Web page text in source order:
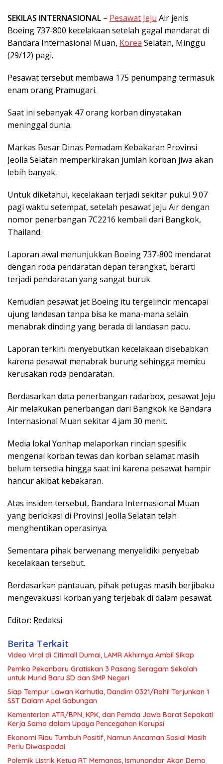
SEKILAS INTERNASIONAL – Pesawat Jeju Air jenis
Boeing 737-800 kecelakaan setelah gagal mendarat di
Bandara Internasional Muan, Korea Selatan, Minggu
(29/12) pagi.
Pesawat tersebut membawa 175 penumpang termasuk
enam orang Pramugari.
Saat ini sebanyak 47 orang korban dinyatakan
meninggal dunia.
Markas Besar Dinas Pemadam Kebakaran Provinsi
Jeolla Selatan memperkirakan jumlah korban jiwa akan
lebih banyak.
Untuk diketahui, kecelakaan terjadi sekitar pukul 9.07
pagi waktu setempat, setelah pesawat Jeju Air dengan
nomor penerbangan 7C2216 kembali dari Bangkok,
Thailand.
Laporan awal menunjukkan Boeing 737-800 mendarat
dengan roda pendaratan depan terangkat, berarti
terjadi pendaratan yang sangat buruk.
Kemudian pesawat jet Boeing itu tergelincir mencapai
ujung landasan tanpa bisa ke mana-mana selain
menabrak dinding yang berada di landasan pacu.
Laporan terkini menyebutkan kecelakaan disebabkan
karena pesawat menabrak burung sehingga memicu
kerusakan roda pendaratan.
Berdasarkan data penerbangan radarbox, pesawat Jeju
Air melakukan penerbangan dari Bangkok ke Bandara
Internasional Muan sekitar 4 jam 30 menit.
Media lokal Yonhap melaporkan rincian spesifik
mengenai korban tewas dan korban selamat masih
belum tersedia hingga saat ini karena pesawat hampir
hancur akibat kebakaran.
Atas insiden tersebut, Bandara Internasional Muan
yang berlokasi di Provinsi Jeolla Selatan telah
menghentikan operasinya.
Sementara pihak berwenang menyelidiki penyebab
kecelakaan tersebut.
Berdasarkan pantauan, pihak petugas masih berjibaku
mengevakuasi korban yang terjebak di dalam pesawat.
Editor: Redaksi
Berita Terkait
Video Viral di Citimall Dumai, LAMR Akhirnya Ambil Sikap
Pemko Pekanbaru Gratiskan 3 Pasang Seragam Sekolah
untuk Murid Baru SD dan SMP Negeri
Siap Tempur Lawan Karhutla, Dandim 0321/Rohil Terjunkan 1
SST Dalam Apel Gabungan
Kementerian ATR/BPN, KPK, dan Pemda Jawa Barat Sepakati
Kerja Sama dalam Upaya Pencegahan Korupsi
Ekonomi Riau Tumbuh Positif, Namun Ancaman Sosial Masih
Perlu Diwaspadai
Polemik Listrik Ketua RT Memanas, Ismunandar Akan Demo